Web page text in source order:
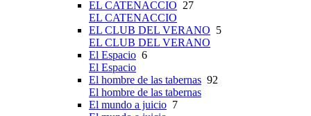
EL CATENACCIO 27
EL CATENACCIO
EL CLUB DEL VERANO 5
EL CLUB DEL VERANO
El Espacio 6
El Espacio
El hombre de las tabernas 92
El hombre de las tabernas
El mundo a juicio 7